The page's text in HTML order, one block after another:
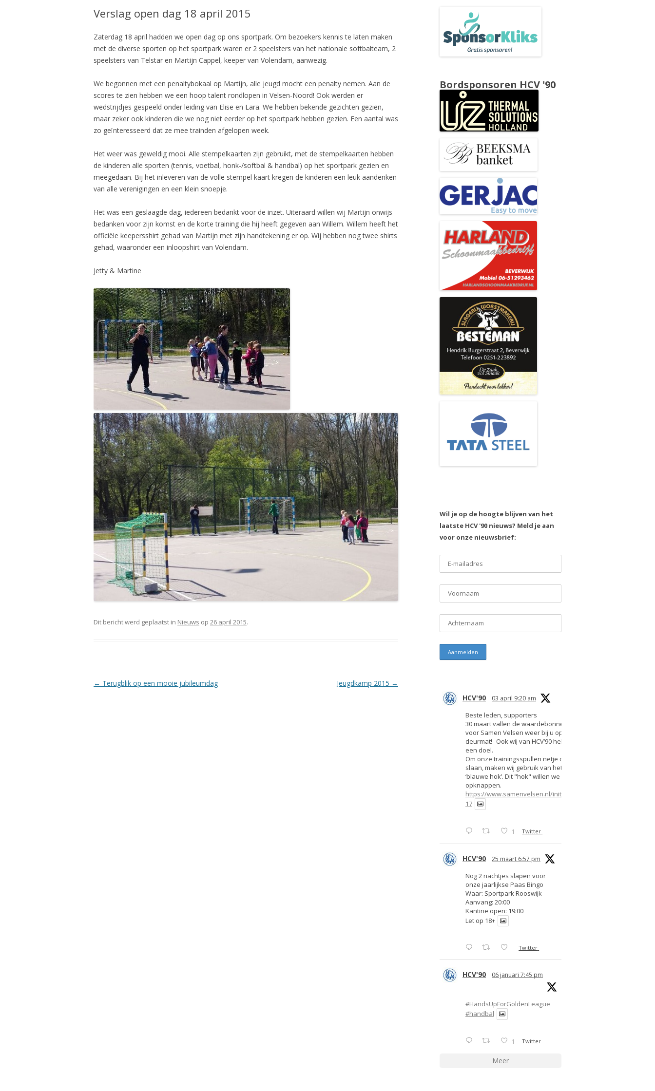
Verslag open dag 18 april 2015
Zaterdag 18 april hadden we open dag op ons sportpark. Om bezoekers kennis te laten maken
met de diverse sporten op het sportpark waren er 2 speelsters van het nationale softbalteam, 2
speelsters van Telstar en Martijn Cappel, keeper van Volendam, aanwezig.
We begonnen met een penaltybokaal op Martijn, alle jeugd mocht een penalty nemen. Aan de
scores te zien hebben we een hoop talent rondlopen in Velsen-Noord! Ook werden er
wedstrijdjes gespeeld onder leiding van Elise en Lara. We hebben bekende gezichten gezien,
maar zeker ook kinderen die we nog niet eerder op het sportpark hebben gezien. Een aantal was
zo geïnteresseerd dat ze mee trainden afgelopen week.
Het weer was geweldig mooi. Alle stempelkaarten zijn gebruikt, met de stempelkaarten hebben
de kinderen alle sporten (tennis, voetbal, honk-/softbal & handbal) op het sportpark gezien en
meegedaan. Bij het inleveren van de volle stempel kaart kregen de kinderen een leuk aandenken
van alle verenigingen en een klein snoepje.
Het was een geslaagde dag, iedereen bedankt voor de inzet. Uiteraard willen wij Martijn onwijs
bedanken voor zijn komst en de korte training die hij heeft gegeven aan Willem. Willem heeft het
officiële keepersshirt gehad van Martijn met zijn handtekening er op. Wij hebben nog twee shirts
gehad, waaronder een inloopshirt van Volendam.
Jetty & Martine
Dit bericht werd geplaatst in Nieuws op 26 april 2015.
Berichtnavigatie
← Terugblik op een mooie jubileumdag Jeugdkamp 2015 →
Bordsponsoren HCV '90
Wil je op de hoogte blijven van het
laatste HCV '90 nieuws? Meld je aan
voor onze nieuwsbrief:
HCV'90 03 april 9:20 am
Beste leden, supporters
30 maart vallen de waardebonnen
voor Samen Velsen weer bij u op de
deurmat! Ook wij van HCV’90 hebben
een doel.
Om onze trainingsspullen netje op te
slaan, maken wij gebruik van het
‘blauwe hok’. Dit "hok" willen we
opknappen.
https://www.samenvelsen.nl/initiatief/2
17
1 Twitter
HCV'90 25 maart 6:57 pm
Nog 2 nachtjes slapen voor
onze jaarlijkse Paas Bingo
Waar: Sportpark Rooswijk
Aanvang: 20:00
Kantine open: 19:00
Let op 18+
Twitter
HCV'90 06 januari 7:45 pm
#HandsUpForGoldenLeague
#handbal
1 Twitter
Meer